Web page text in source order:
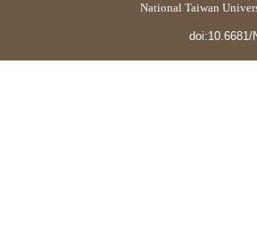
National Taiwan
doi:10.6681/